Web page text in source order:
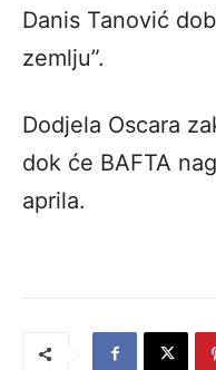
Danis Tanović
zemlju”.
Dodjela Oscara
dok će BAFTA
aprila.